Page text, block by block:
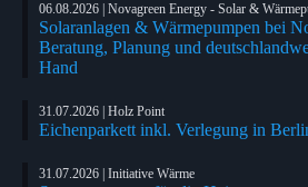
06.08.2026 | Novagreen Energy - Solar &
Solaranlagen & Wärmepumpen bei
Beratung, Planung und
Hand
31.07.2026 | Holz Point
Eichenparkett inkl. Verlegung in
31.07.2026 | Initiative Wärme